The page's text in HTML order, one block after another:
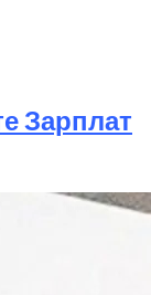
Зарплат